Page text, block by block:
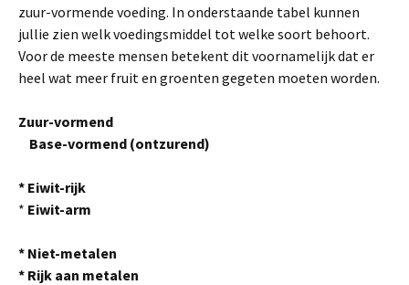
zuur-vormende voeding. In onderstaande tabel kunnen
jullie zien welk voedingsmiddel tot welke soort behoort.
Voor de meeste mensen betekent dit voornamelijk dat er
heel wat meer fruit en groenten gegeten moeten worden.
Zuur-vormend
Base-vormend (ontzurend)
* Eiwit-rijk
* Eiwit-arm
* Niet-metalen
* Rijk aan metalen